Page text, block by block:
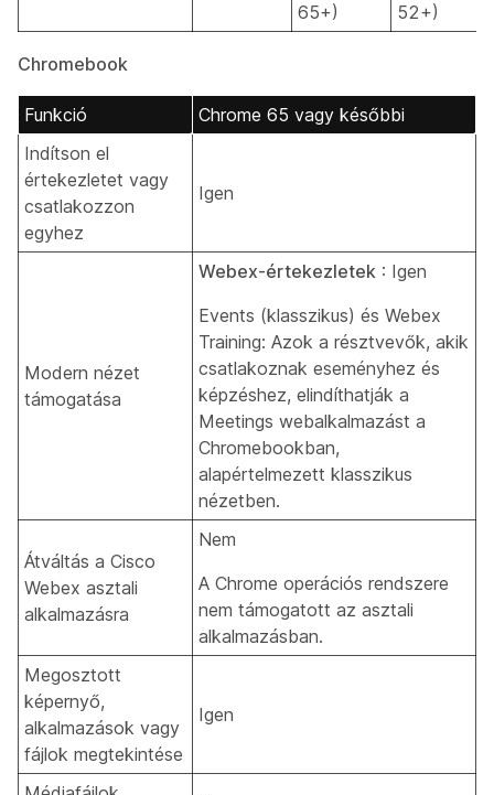
65+)
52+)
Chromebook
Funkció
Chrome 65 vagy későbbi
Indítson el
értekezletet vagy
csatlakozzon
egyhez
Igen
Modern nézet
támogatása
Webex-értekezletek : Igen
Events (klasszikus) és Webex
Training: Azok a résztvevők, akik
csatlakoznak eseményhez és
képzéshez, elindíthatják a
Meetings webalkalmazást a
Chromebookban,
alapértelmezett klasszikus
nézetben.
Átváltás a Cisco
Webex asztali
alkalmazásra
Nem
A Chrome operációs rendszere
nem támogatott az asztali
alkalmazásban.
Megosztott
képernyő,
alkalmazások vagy
fájlok megtekintése
Igen